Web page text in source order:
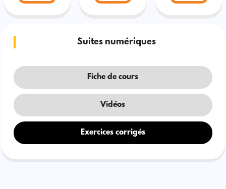
Suites numériques
Fiche de cours
Vidéos
Exercices corrigés